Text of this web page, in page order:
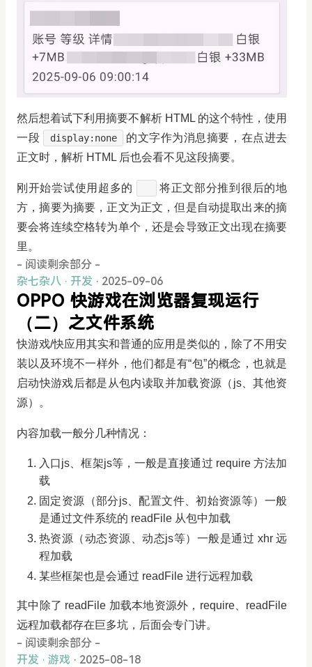
然后想着试下利用摘要不解析 HTML 的这个特性，使用
一段
display:none
的文字作为消息摘要，在点进去
正文时，解析 HTML 后也会看不见这段摘要。
刚开始尝试使用超多的
将正文部分推到很后的地
方，摘要为摘要，正文为正文，但是自动提取出来的摘
要会将连续空格转为单个，还是会导致正文出现在摘要
里。
- 阅读剩余部分 -
杂七杂八 · 开发 · 2025-09-06
OPPO 快游戏在浏览器复现运行
（二）之文件系统
快游戏/快应用其实和普通的应用是类似的，除了不用安
装以及环境不一样外，他们都是有“包”的概念，也就是
启动快游戏后都是从包内读取并加载资源（js、其他资
源）。
内容加载一般分几种情况：
入口js、框架js等，一般是直接通过 require 方法加
载
固定资源（部分js、配置文件、初始资源等）一般
是通过文件系统的 readFile 从包中加载
热资源（动态资源、动态js等）一般是通过 xhr 远
程加载
某些框架也是会通过 readFile 进行远程加载
其中除了 readFile 加载本地资源外，require、readFile
远程加载都存在巨多坑，后面会专门讲。
- 阅读剩余部分 -
开发 · 游戏 · 2025-08-18